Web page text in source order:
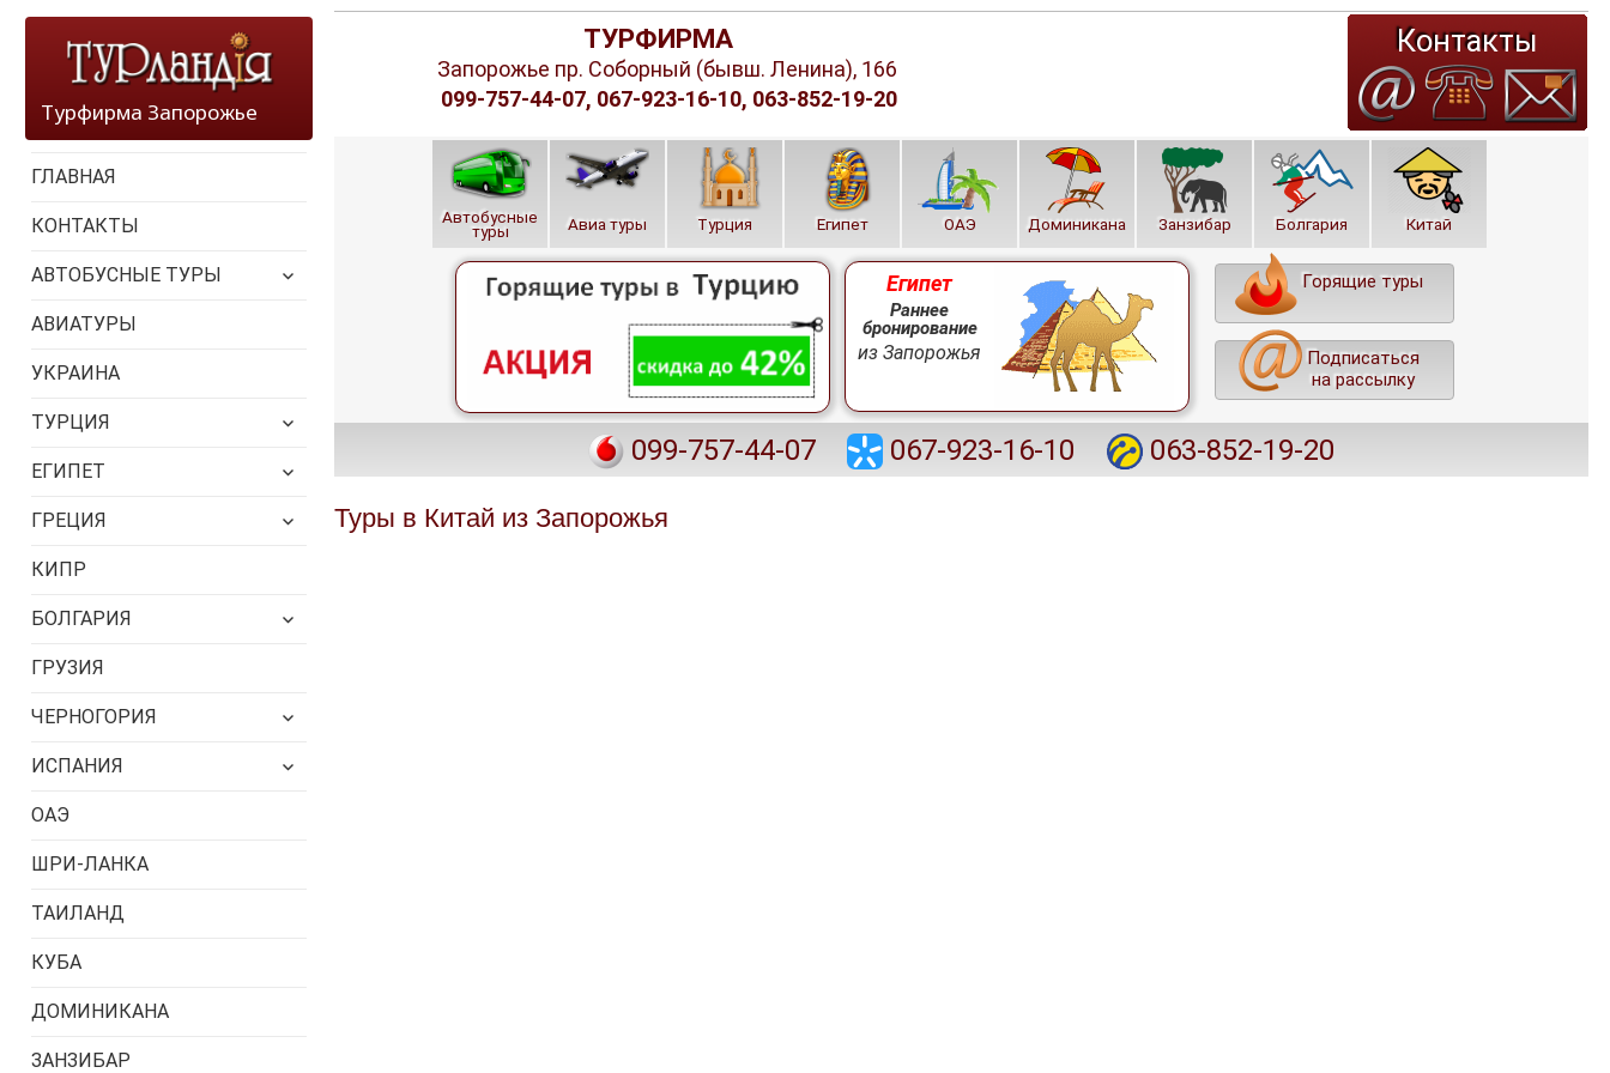
Турфирма Запорожье
ГЛАВНАЯ
КОНТАКТЫ
АВТОБУСНЫЕ ТУРЫ
раскрыть
АВИАТУРЫ
УКРАИНА
ТУРЦИЯ
раскрыть
ЕГИПЕТ
раскрыть
ГРЕЦИЯ
раскрыть
дочернее
КИПР
БОЛГАРИЯ
раскрыть
ГРУЗИЯ
ЧЕРНОГОРИЯ
раскрыть
ИСПАНИЯ
раскрыть
ОАЭ
ШРИ-ЛАНКА
ТАИЛАНД
КУБА
ДОМИНИКАНА
ЗАНЗИБАР
ТУРФИРМА
Запорожье пр. Соборный (бывш. Ленина), 166
099-757-44-07, 067-923-16-10, 063-852-19-20
Контакты
Автобусные
туры Авиа туры Турция Египет ОАЭ Доминикана Занзибар Болгария Китай
Египет
Раннее
бронирование
из Запорожья
Горящие туры
Подписаться
на рассылку
099-757-44-07 067-923-16-10 063-852-19-20
Туры в Китай из Запорожья